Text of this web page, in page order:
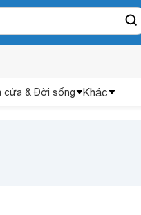
cửa & Đời sống Khác